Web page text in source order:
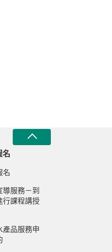
名
名
導服務－到
行課程講授
產品服務申